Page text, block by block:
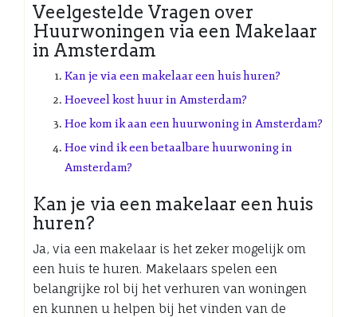
Veelgestelde Vragen over
Huurwoningen via een Makelaar
in Amsterdam
Kan je via een makelaar een huis huren?
Hoeveel kost huur in Amsterdam?
Hoe kom ik aan een huurwoning in Amsterdam?
Hoe vind ik een betaalbare huurwoning in
Amsterdam?
Kan je via een makelaar een huis
huren?
Ja, via een makelaar is het zeker mogelijk om
een huis te huren. Makelaars spelen een
belangrijke rol bij het verhuren van woningen
en kunnen u helpen bij het vinden van de